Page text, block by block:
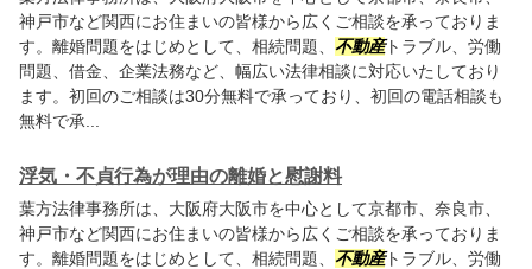
神戸市など関西にお住まいの皆様から広くご相談を承っておりま
す。離婚問題をはじめとして、相続問題、 不動産トラブル、労働
問題、借金、企業法務など、幅広い法律相談に対応いたしており
ます。初回のご相談は30分無料で承っており、初回の電話相談も
無料で承...
浮気・不貞行為が理由の離婚と慰謝料
葉方法律事務所は、大阪府大阪市を中心として京都市、奈良市、
神戸市など関西にお住まいの皆様から広くご相談を承っておりま
す。離婚問題をはじめとして、相続問題、 不動産トラブル、労働